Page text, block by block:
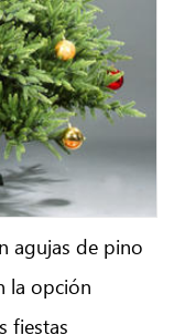
agujas de pino
la opción
fiestas